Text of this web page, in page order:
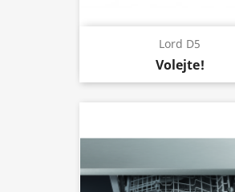
Lord D5
Volejte!